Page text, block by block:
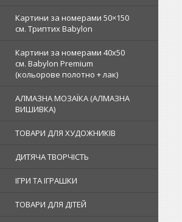
Картини за номерами 50×150
см. Триптих Babylon
Картини за номерами 40х50
см. Babylon Premium
(кольорове полотно + лак)
АЛМАЗНА МОЗАЇКА (АЛМАЗНА
ВИШИВКА)
ТОВАРИ ДЛЯ ХУДОЖНИКІВ
ДИТЯЧА ТВОРЧІСТЬ
ІГРИ ТА ІГРАШКИ
ТОВАРИ ДЛЯ ДІТЕЙ